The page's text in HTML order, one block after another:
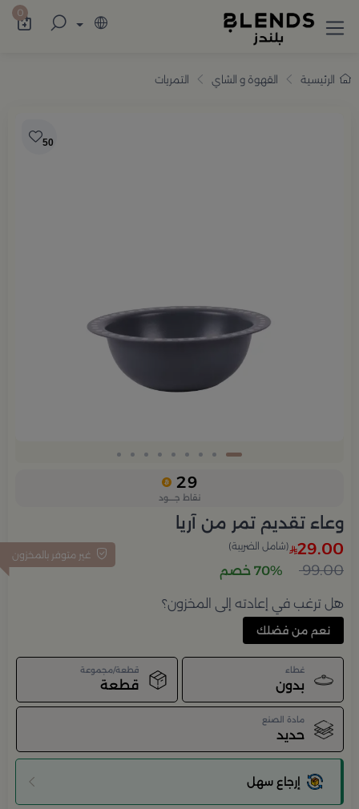
تسوّق من بلندز تشكيلة تضم ترامس القهوة 0
الرئيسية القهوة و الشاي التمريات
50
29
نقاط جــــود
وعاء تقديم تمر من آريا
غير متوفر بالمخزون 29.00 (شامل الضريبة)
99.00 70% خصم
هل ترغب في إعادته إلى المخزون؟
نعم من فضلك
غطاء
بدون
قطعة/مجموعة
قطعة
مادة الصنع
حديد
إرجاع سهل